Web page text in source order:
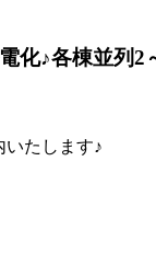
化♪各棟並列2
たします♪